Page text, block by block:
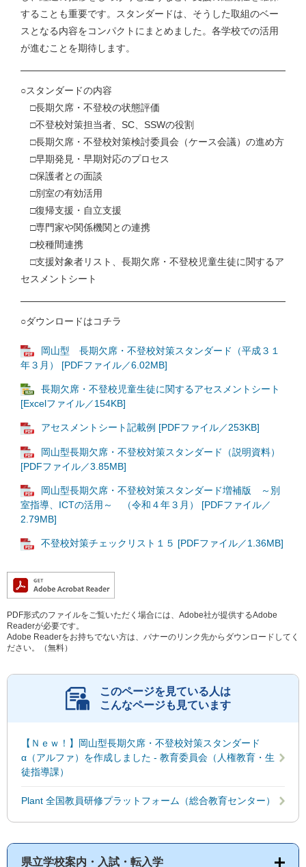
することも重要です。スタンダードは、そうした取組のベー
スとなる内容をコンパクトにまとめました。各学校での活用
が進むことを期待します。
○スタンダードの内容
□長期欠席・不登校の状態評価
□不登校対策担当者、SC、SSWの役割
□長期欠席・不登校対策検討委員会（ケース会議）の進め方
□早期発見・早期対応のプロセス
□保護者との面談
□別室の有効活用
□復帰支援・自立支援
□専門家や関係機関との連携
□校種間連携
□支援対象者リスト、長期欠席・不登校児童生徒に関するア
セスメントシート
○ダウンロードはコチラ
岡山型 長期欠席・不登校対策スタンダード（平成３１
年３月） [PDFファイル／6.02MB]
長期欠席・不登校児童生徒に関するアセスメントシート
[Excelファイル／154KB]
アセスメントシート記載例 [PDFファイル／253KB]
岡山型長期欠席・不登校対策スタンダード（説明資料）
[PDFファイル／3.85MB]
岡山型長期欠席・不登校対策スタンダード増補版 ～別
室指導、ICTの活用～ （令和４年３月） [PDFファイル／
2.79MB]
不登校対策チェックリスト１５ [PDFファイル／1.36MB]
PDF形式のファイルをご覧いただく場合には、Adobe社が提供するAdobe
Readerが必要です。
Adobe Readerをお持ちでない方は、バナーのリンク先からダウンロードしてく
ださい。（無料）
このページを見ている人は
こんなページも見ています
【Ｎｅｗ！】岡山型長期欠席・不登校対策スタンダード
α（アルファ）を作成しました - 教育委員会（人権教育・生
徒指導課）
Plant 全国教員研修プラットフォーム（総合教育センター）
県立学校案内・入試・転入学